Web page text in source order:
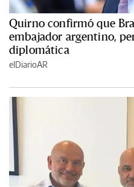
Quirno confirmó que
embajador argentino,
diplomática
elDiarioAR